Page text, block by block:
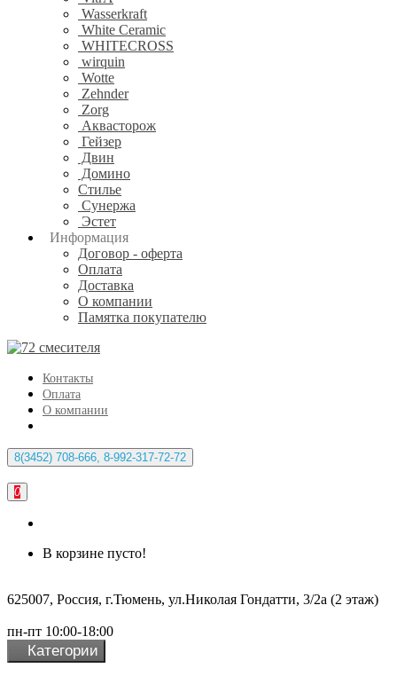
Wasserkraft
White Ceramic
WHITECROSS
wirquin
Wotte
Zehnder
Zorg
Аквасторож
Гейзер
Двин
Домино
Стилье
Сунержа
Эстет
Информация
Договор - оферта
Оплата
Доставка
О компании
Памятка покупателю
Контакты
Оплата
О компании
8(3452) 708-666, 8-992-317-72-72
0
В корзине пусто!
625007, Россия, г.Тюмень, ул.Николая Гондатти, 3/2а (2 этаж)
пн-пт 10:00-18:00
Категории